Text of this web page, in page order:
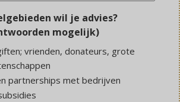
wil je advies?
mogelijk)
vrienden, donateurs, grote
partnerships met bedrijven